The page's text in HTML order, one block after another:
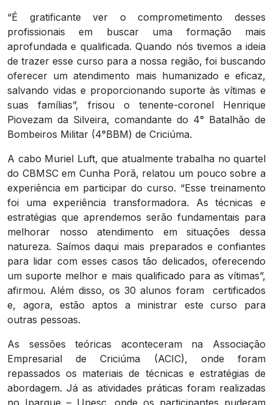
“É gratificante ver o comprometimento desses
profissionais em buscar uma formação mais
aprofundada e qualificada. Quando nós tivemos a ideia
de trazer esse curso para a nossa região, foi buscando
oferecer um atendimento mais humanizado e eficaz,
salvando vidas e proporcionando suporte às vítimas e
suas famílias”, frisou o tenente-coronel Henrique
Piovezam da Silveira, comandante do 4° Batalhão de
Bombeiros Militar (4°BBM) de Criciúma.
A cabo Muriel Luft, que atualmente trabalha no quartel
do CBMSC em Cunha Porã, relatou um pouco sobre a
experiência em participar do curso. “Esse treinamento
foi uma experiência transformadora. As técnicas e
estratégias que aprendemos serão fundamentais para
melhorar nosso atendimento em situações dessa
natureza. Saímos daqui mais preparados e confiantes
para lidar com esses casos tão delicados, oferecendo
um suporte melhor e mais qualificado para as vítimas”,
afirmou. Além disso, os 30 alunos foram certificados
e, agora, estão aptos a ministrar este curso para
outras pessoas.
As sessões teóricas aconteceram na Associação
Empresarial de Criciúma (ACIC), onde foram
repassados os materiais de técnicas e estratégias de
abordagem. Já as atividades práticas foram realizadas
no Iparque – Unesc, onde os participantes puderam